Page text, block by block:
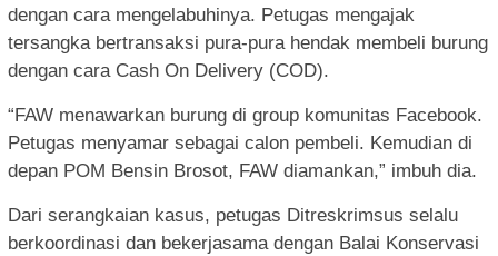
dengan cara mengelabuhinya. Petugas mengajak
tersangka bertransaksi pura-pura hendak membeli burung
dengan cara Cash On Delivery (COD).
“FAW menawarkan burung di group komunitas Facebook.
Petugas menyamar sebagai calon pembeli. Kemudian di
depan POM Bensin Brosot, FAW diamankan,” imbuh dia.
Dari serangkaian kasus, petugas Ditreskrimsus selalu
berkoordinasi dan bekerjasama dengan Balai Konservasi